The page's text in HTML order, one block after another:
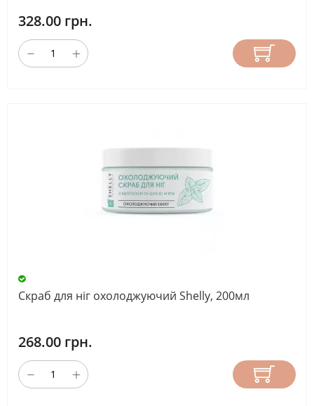
328.00 грн.
Скраб для ніг охолоджуючий Shelly, 200мл
268.00 грн.